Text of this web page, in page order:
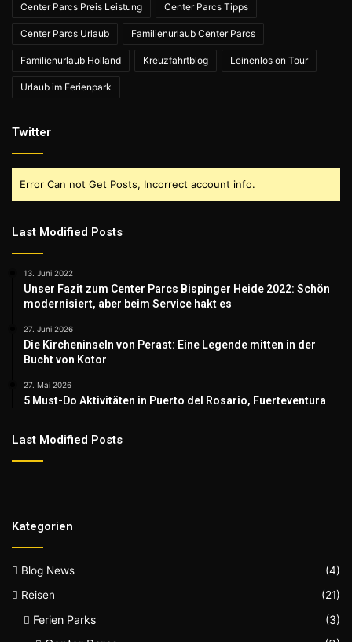
Center Parcs Preis Leistung Center Parcs Tipps
Center Parcs Urlaub Familienurlaub Center Parcs
Familienurlaub Holland Kreuzfahrtblog Leinenlos on Tour
Urlaub im Ferienpark
Twitter
Error Can not Get Posts, Incorrect account info.
Last Modified Posts
13. Juni 2022
Unser Fazit zum Center Parcs Bispinger Heide 2022: Schön
modernisiert, aber beim Service hakt es
27. Juni 2026
Die Kircheninseln von Perast: Eine Legende mitten in der
Bucht von Kotor
27. Mai 2026
5 Must-Do Aktivitäten in Puerto del Rosario, Fuerteventura
Last Modified Posts
Kategorien
Blog News
(4)
Reisen
(21)
Ferien Parks (3)